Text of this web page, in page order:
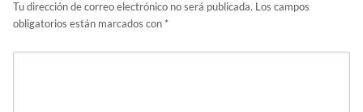
Tu dirección de correo electrónico no será publicada. Los campos
obligatorios están marcados con *